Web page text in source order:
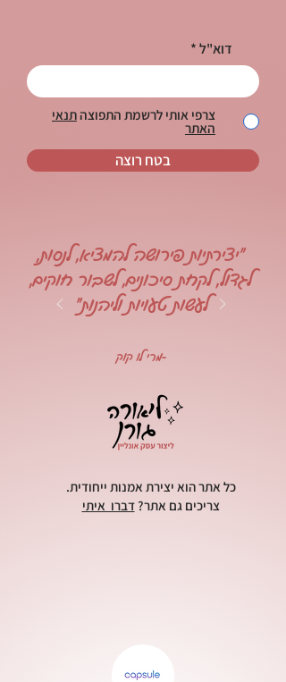
דוא"ל
צרפי אותי לרשמת התפוצהתנאי
האתר
בטח רוצה
כל אתר הוא יצירת אמנות ייחודית.
צריכים גם אתר?דברו איתי
"יצירתיות פירושה להמציא, לנסות,
לגדול, לקחת סיכונים, לשבור חוקים,
לעשות טעויות וליהנות"
-מרי לו קוק